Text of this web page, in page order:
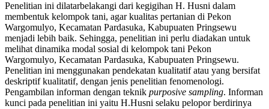
Penelitian ini dilatarbelakangi dari kegigihan H. Husni dalam
membentuk kelompok tani, agar kualitas pertanian di Pekon
Wargomulyo, Kecamatan Pardasuka, Kabupuaten Pringsewu
menjadi lebih baik. Sehingga, penelitian ini perlu diadakan untuk
melihat dinamika modal sosial di kelompok tani Pekon
Wargomulyo, Kecamatan Pardasuka, Kabupuaten Pringsewu.
Penelitian ini menggunakan pendekatan kualitatif atau yang bersifat
deskriptif kualitatif, dengan jenis penelitian fenomenologi.
Pengambilan informan dengan teknik purposive sampling. Informan
kunci pada penelitian ini yaitu H.Husni selaku pelopor berdirinya